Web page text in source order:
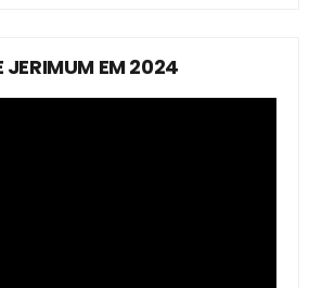
JERIMUM EM 2024